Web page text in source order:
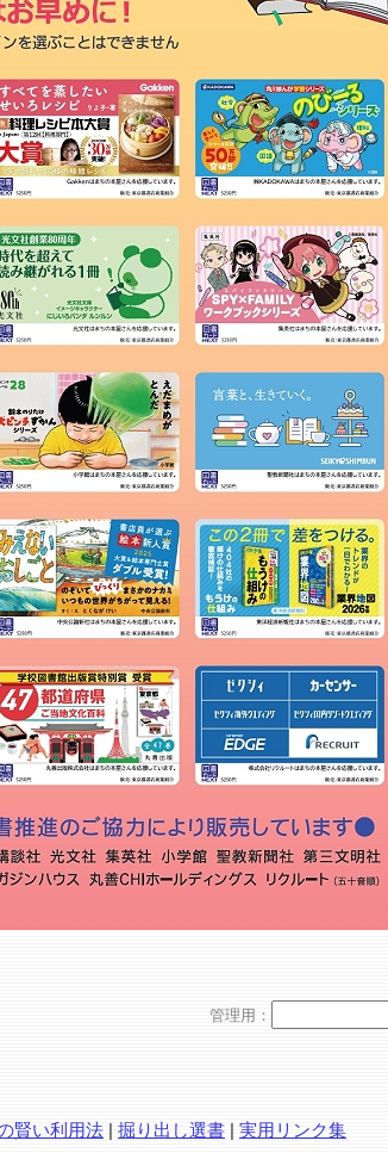
管理用：
賢い利用法 | 掘り出し選書 | 実用リンク集